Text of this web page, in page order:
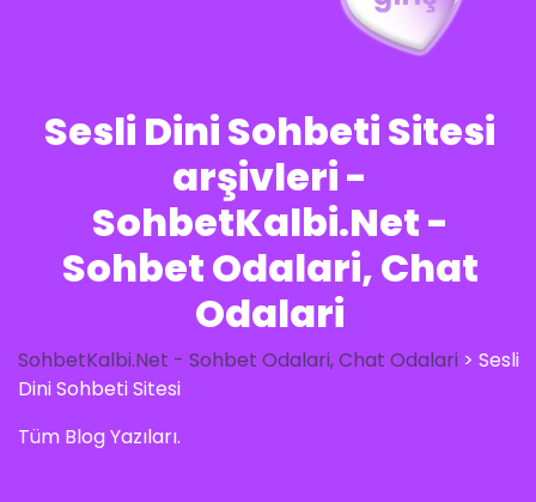
Sesli Dini Sohbeti Sitesi
arşivleri -
SohbetKalbi.Net -
Sohbet Odalari, Chat
Odalari
SohbetKalbi.Net - Sohbet Odalari, Chat Odalari > Sesli
Dini Sohbeti Sitesi
Tüm Blog Yazıları.